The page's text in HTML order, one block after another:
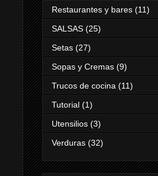
Restaurantes y bares (11)
SALSAS (25)
Setas (27)
Sopas y Cremas (9)
Trucos de cocina (11)
Tutorial (1)
Utensilios (3)
Verduras (32)